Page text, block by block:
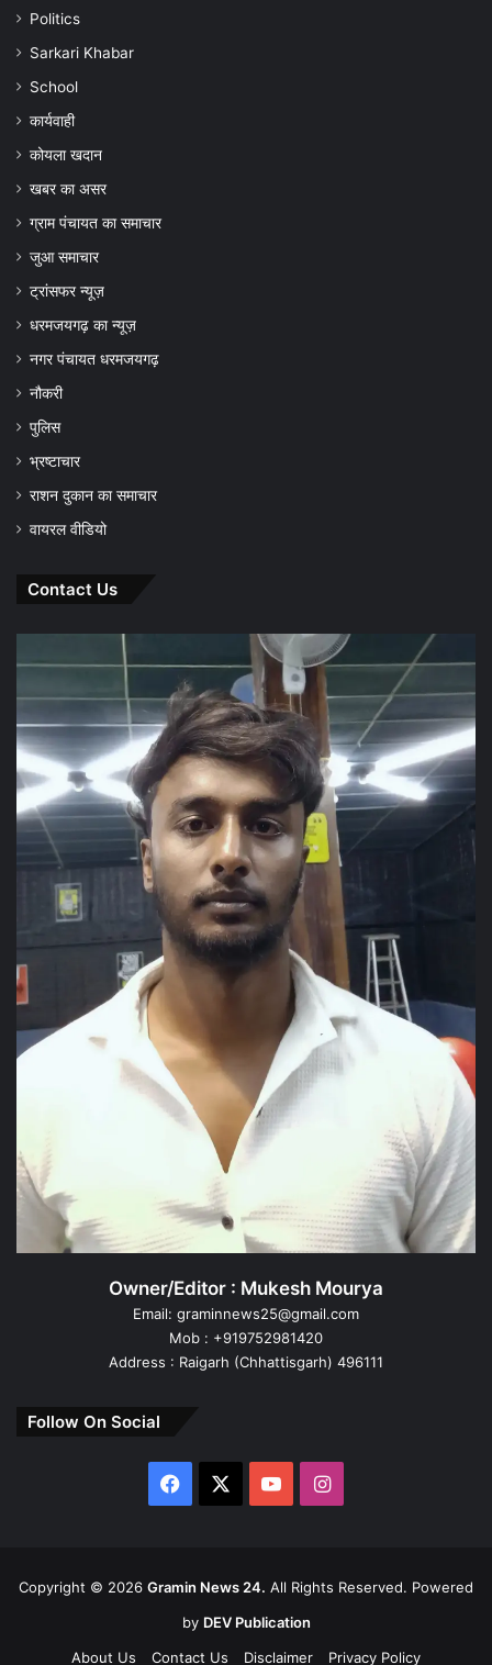
Politics
Sarkari Khabar
School
कार्यवाही
कोयला खदान
खबर का असर
ग्राम पंचायत का समाचार
जुआ समाचार
ट्रांसफर न्यूज़
धरमजयगढ़ का न्यूज़
नगर पंचायत धरमजयगढ़
नौकरी
पुलिस
भ्रष्टाचार
राशन दुकान का समाचार
वायरल वीडियो
Contact Us
Owner/Editor : Mukesh Mourya
Email: graminnews25@gmail.com
Mob : +919752981420
Address : Raigarh (Chhattisgarh) 496111
Follow On Social
Facebook YouTubeInstagram
Copyright © 2026 Gramin News 24. All Rights Reserved. Powered
by DEV Publication
About Us
Contact Us Disclaimer Privacy Policy